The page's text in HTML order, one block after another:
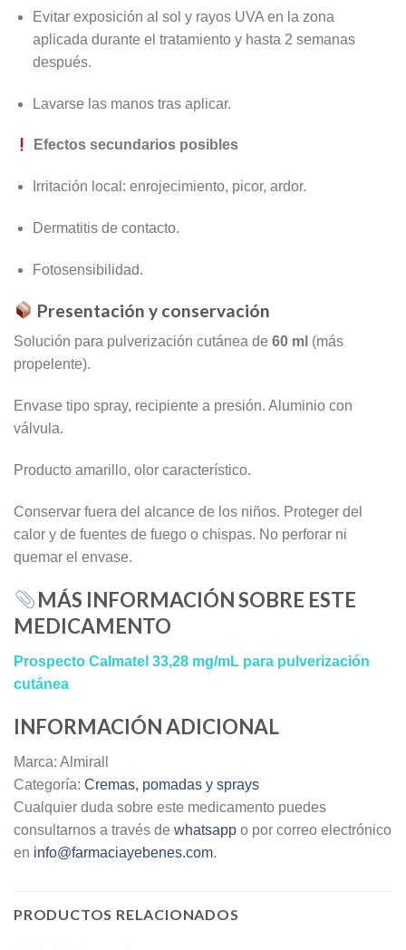
Evitar exposición al sol y rayos UVA en la zona
aplicada durante el tratamiento y hasta 2 semanas
después.
Lavarse las manos tras aplicar.
Efectos secundarios posibles
Irritación local: enrojecimiento, picor, ardor.
Dermatitis de contacto.
Fotosensibilidad.
Presentación y conservación
Solución para pulverización cutánea de 60 ml (más
propelente).
Envase tipo spray, recipiente a presión. Aluminio con
válvula.
Producto amarillo, olor característico.
Conservar fuera del alcance de los niños. Proteger del
calor y de fuentes de fuego o chispas. No perforar ni
quemar el envase.
MÁS INFORMACIÓN SOBRE ESTE
MEDICAMENTO
Prospecto Calmatel 33,28 mg/mL para pulverización
cutánea
INFORMACIÓN ADICIONAL
Marca: Almirall
Categoría: Cremas, pomadas y sprays
Cualquier duda sobre este medicamento puedes
consultarnos a través de whatsapp o por correo electrónico
en info@farmaciayebenes.com.
PRODUCTOS RELACIONADOS